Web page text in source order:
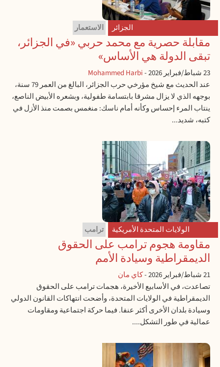
الجزائر الاستعمار
مقابلة حصرية مع محمد حربي «في الجزائر،
تبقى الدولة هي الأساس»
23 شباط/فبراير 2026 -
Mohammed Harbi
عند الحديث مع شيخ مؤرخي حرب الجزائر، البالغ من العمر 79 سنة،
بوجهه الذي لا يزال مشرقا بابتسامة طفولية، وبشعره الأبيض الناصع،
ينتاب المرء إحساس وكأنه أمام ناسك: منغمس بصمت منذ الأزل في
كتبه، شديد...
الولايات المتحدة الأمريكية ترامب
مقاومة هجوم ترامب على الحقوق
الديمقراطية وسيادة الأمم
21 شباط/فبراير 2026 -كاي مان
تصاعدت، في الأسابيع الأخيرة، هجمات ترامب على الحقوق
الديمقراطية في الولايات المتحدة، وأضحت انتهاكات القانون الدولي
وسيادة بلدان الأخرى أكثر عنفا. فيما حركة اجتماعية ومقاومات
عمالية في طور التشكل....